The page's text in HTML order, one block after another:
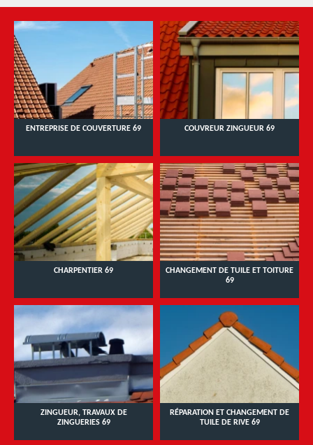
ENTREPRISE DE COUVERTURE 69 COUVREUR ZINGUEUR 69
CHARPENTIER 69
CHANGEMENT DE TUILE ET TOITURE
69
ZINGUEUR, TRAVAUX DE
ZINGUERIES 69
RÉPARATION ET CHANGEMENT DE
TUILE DE RIVE 69